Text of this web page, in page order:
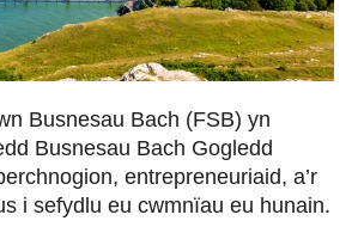
Busnesau Bach (FSB) yn
Busnesau Bach Gogledd
entrepreneuriaid, a’r
i sefydlu eu cwmnïau eu hunain.